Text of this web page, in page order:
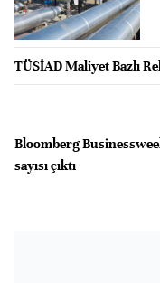
TÜSİAD Maliyet Bazlı
Bloomberg
sayısı çıktı